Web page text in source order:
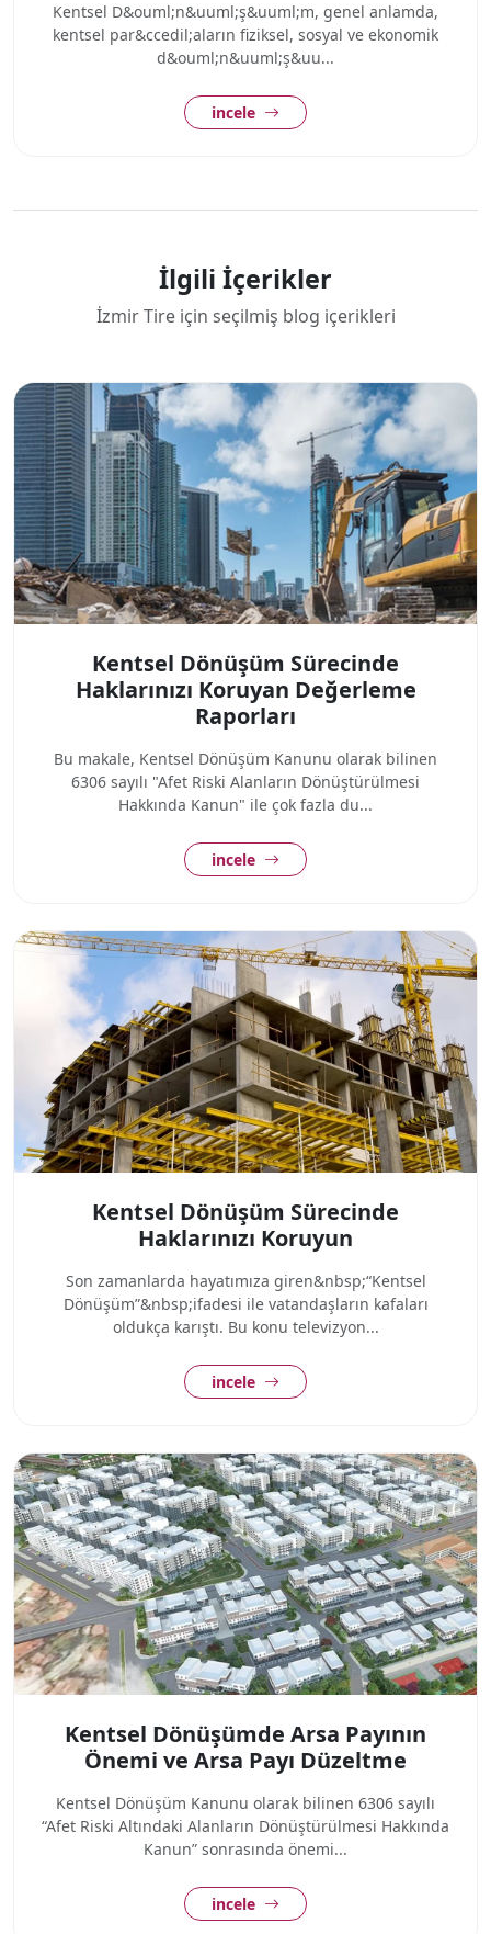
Kentsel D&ouml;n&uuml;ş&uuml;m, genel anlamda,
kentsel par&ccedil;aların fiziksel, sosyal ve ekonomik
d&ouml;n&uuml;ş&uu...
incele
İlgili İçerikler
İzmir Tire için seçilmiş blog içerikleri
Kentsel Dönüşüm Sürecinde
Haklarınızı Koruyan Değerleme
Raporları
Bu makale, Kentsel Dönüşüm Kanunu olarak bilinen
6306 sayılı "Afet Riski Alanların Dönüştürülmesi
Hakkında Kanun" ile çok fazla du...
incele
Kentsel Dönüşüm Sürecinde
Haklarınızı Koruyun
Son zamanlarda hayatımıza giren&nbsp;“Kentsel
Dönüşüm”&nbsp;ifadesi ile vatandaşların kafaları
oldukça karıştı. Bu konu televizyon...
incele
Kentsel Dönüşümde Arsa Payının
Önemi ve Arsa Payı Düzeltme
Kentsel Dönüşüm Kanunu olarak bilinen 6306 sayılı
“Afet Riski Altındaki Alanların Dönüştürülmesi Hakkında
Kanun” sonrasında önemi...
incele